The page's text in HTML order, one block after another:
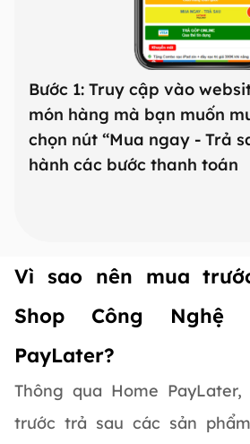
Bước 1: Truy cập vào
món hàng mà bạn muốn
chọn nút “Mua ngay - Trả
hành các bước thanh toán
Vì sao nên mua
Shop Công Nghệ
PayLater?
Thông qua Home
trước trả sau các sản